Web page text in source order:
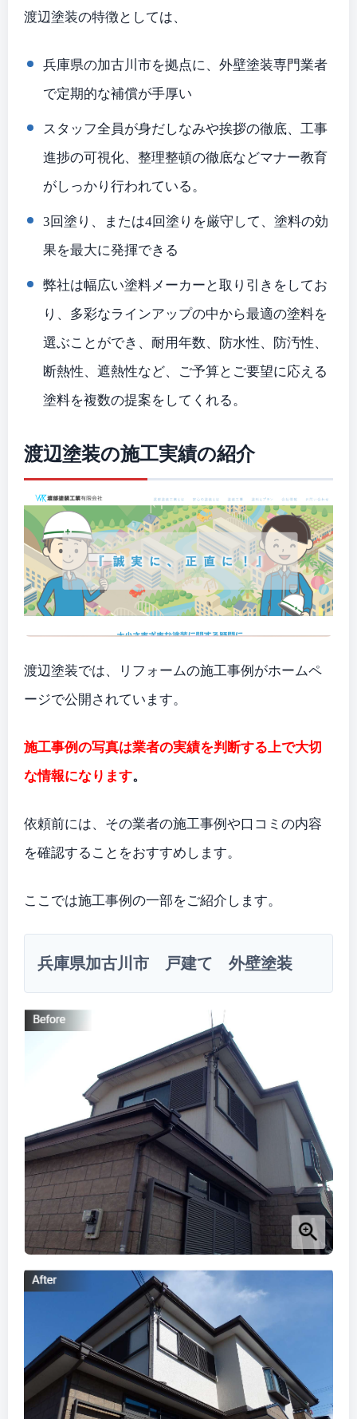
渡辺塗装の特徴としては、
兵庫県の加古川市を拠点に、外壁塗装専門業者
で定期的な補償が手厚い
スタッフ全員が身だしなみや挨拶の徹底、工事
進捗の可視化、整理整頓の徹底などマナー教育
がしっかり行われている。
3回塗り、または4回塗りを厳守して、塗料の効
果を最大に発揮できる
弊社は幅広い塗料メーカーと取り引きをしてお
り、多彩なラインアップの中から最適の塗料を
選ぶことができ、耐用年数、防水性、防汚性、
断熱性、遮熱性など、ご予算とご要望に応える
塗料を複数の提案をしてくれる。
渡辺塗装の施工実績の紹介
渡辺塗装では、リフォームの施工事例がホームペ
ージで公開されています。
施工事例の写真は業者の実績を判断する上で大切
な情報になります。
依頼前には、その業者の施工事例や口コミの内容
を確認することをおすすめします。
ここでは施工事例の一部をご紹介します。
兵庫県加古川市 戸建て 外壁塗装